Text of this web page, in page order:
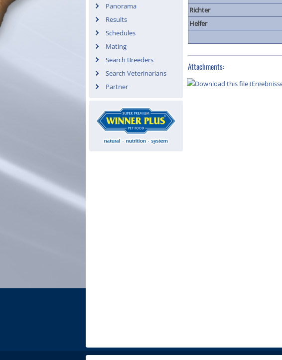
Panorama
Results
Schedules
Mating
Search Breeders
Search Veterinarians
Partner
Richter
Helfer
Attachments: